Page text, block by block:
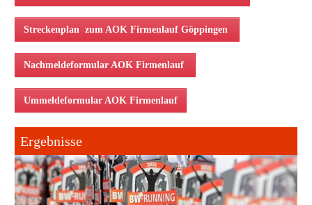
Streckenplan zum AOK Firmenlauf Göppingen
Nachmeldeformular AOK Firmenlauf
Ummeldeformular AOK Firmenlauf
Ergebnisse